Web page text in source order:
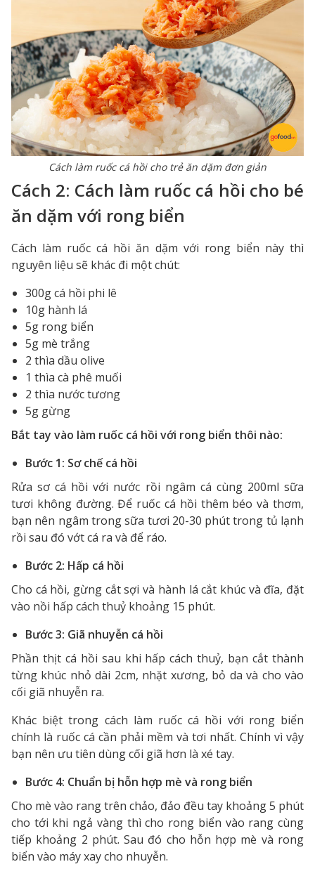
Cách làm ruốc cá hồi cho trẻ ăn dặm đơn giản
Cách 2: Cách làm ruốc cá hồi cho bé
ăn dặm với rong biển
Cách làm ruốc cá hồi ăn dặm với rong biển này thì
nguyên liệu sẽ khác đi một chút:
300g cá hồi phi lê
10g hành lá
5g rong biển
5g mè trắng
2 thìa dầu olive
1 thìa cà phê muối
2 thìa nước tương
5g gừng
Bắt tay vào làm ruốc cá hồi với rong biển thôi nào:
Bước 1: Sơ chế cá hồi
Rửa sơ cá hồi với nước rồi ngâm cá cùng 200ml sữa
tươi không đường. Để ruốc cá hồi thêm béo và thơm,
bạn nên ngâm trong sữa tươi 20-30 phút trong tủ lạnh
rồi sau đó vớt cá ra và để ráo.
Bước 2: Hấp cá hồi
Cho cá hồi, gừng cắt sợi và hành lá cắt khúc và đĩa, đặt
vào nồi hấp cách thuỷ khoảng 15 phút.
Bước 3: Giã nhuyễn cá hồi
Phần thịt cá hồi sau khi hấp cách thuỷ, bạn cắt thành
từng khúc nhỏ dài 2cm, nhặt xương, bỏ da và cho vào
cối giã nhuyễn ra.
Khác biệt trong cách làm ruốc cá hồi với rong biển
chính là ruốc cá cần phải mềm và tơi nhất. Chính vì vậy
bạn nên ưu tiên dùng cối giã hơn là xé tay.
Bước 4: Chuẩn bị hỗn hợp mè và rong biển
Cho mè vào rang trên chảo, đảo đều tay khoảng 5 phút
cho tới khi ngả vàng thì cho rong biển vào rang cùng
tiếp khoảng 2 phút. Sau đó cho hỗn hợp mè và rong
biển vào máy xay cho nhuyễn.